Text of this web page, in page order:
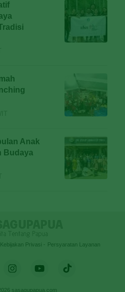
Anak
Budaya
Kebijakan Privasi Persyaratan Layanan
sasagupapua.com